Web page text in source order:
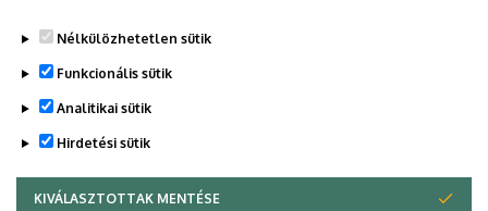
Nélkülözhetetlen sütik
Funkcionális sütik
Analitikai sütik
Hirdetési sütik
KIVÁLASZTOTTAK MENTÉSE
WITHDRAW CONSENT